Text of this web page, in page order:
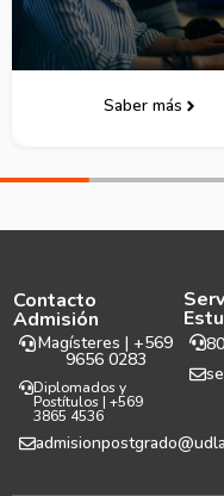
Saber más
Contacto
Admisión
Magísteres | +569
9656 0283
Diplomados y
Postítulos | +569
3865 4536